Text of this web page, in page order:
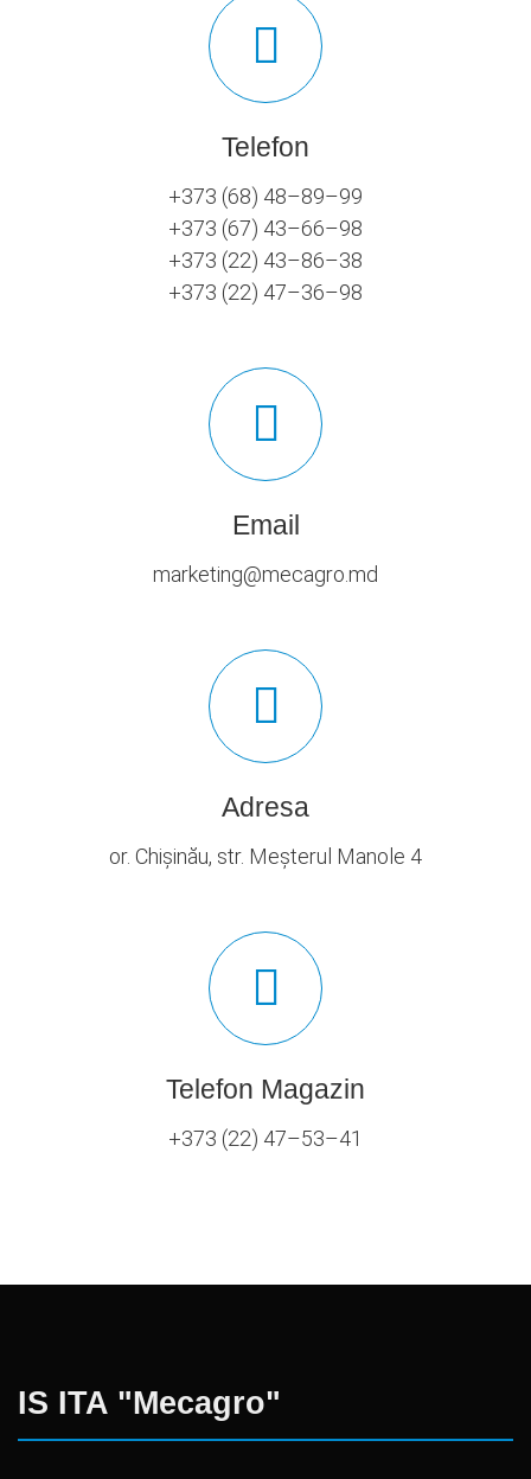
Telefon
+373 (68) 48–89–99
+373 (67) 43–66–98
+373 (22) 43–86–38
+373 (22) 47–36–98
Email
marketing@mecagro.md
Adresa
or. Chișinău, str. Meșterul Manole 4
Telefon Magazin
+373 (22) 47–53–41
IS ITA "Mecagro"